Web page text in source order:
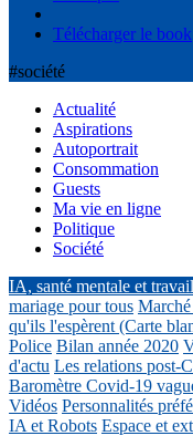
Télécharger le book
#société
Actualité
Aspirations
Autoportrait
Consommation
Guests
Ma vie en ligne
Politique
Société
IA, santé mentale et travail
mariage pour tous
qu'ils l'espèrent (Carte
Police Bilan année 2020
d'actu Les relations post-
Baromètre Covid-19
Vidéos Personnalités
IA et Robots Espace et